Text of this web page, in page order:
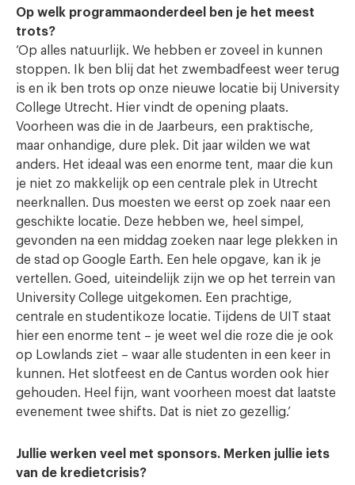
Op welk programmaonderdeel ben je het meest
trots?
‘Op alles natuurlijk. We hebben er zoveel in kunnen
stoppen. Ik ben blij dat het zwembadfeest weer terug
is en ik ben trots op onze nieuwe locatie bij University
College Utrecht. Hier vindt de opening plaats.
Voorheen was die in de Jaarbeurs, een praktische,
maar onhandige, dure plek. Dit jaar wilden we wat
anders. Het ideaal was een enorme tent, maar die kun
je niet zo makkelijk op een centrale plek in Utrecht
neerknallen. Dus moesten we eerst op zoek naar een
geschikte locatie. Deze hebben we, heel simpel,
gevonden na een middag zoeken naar lege plekken in
de stad op Google Earth. Een hele opgave, kan ik je
vertellen. Goed, uiteindelijk zijn we op het terrein van
University College uitgekomen. Een prachtige,
centrale en studentikoze locatie. Tijdens de UIT staat
hier een enorme tent – je weet wel die roze die je ook
op Lowlands ziet – waar alle studenten in een keer in
kunnen. Het slotfeest en de Cantus worden ook hier
gehouden. Heel fijn, want voorheen moest dat laatste
evenement twee shifts. Dat is niet zo gezellig.’
Jullie werken veel met sponsors. Merken jullie iets
van de kredietcrisis?